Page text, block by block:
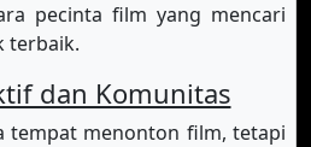
pecinta film yang mencari
terbaik.
dan Komunitas
tempat menonton film, tetapi